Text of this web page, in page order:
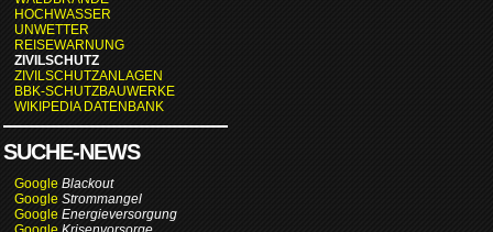
HOCHWASSER
UNWETTER
REISEWARNUNG
ZIVILSCHUTZ
ZIVILSCHUTZANLAGEN
BBK-SCHUTZBAUWERKE
WIKIPEDIA DATENBANK
SUCHE-NEWS
Google Blackout
Google Strommangel
Google Energieversorgung